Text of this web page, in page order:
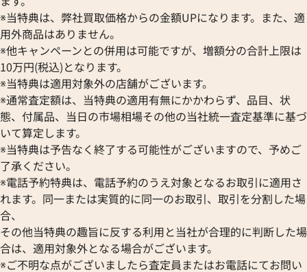
日時点の参考買取価格です
4,803,000円
リップ コンプリケーション パテックフィリップ アニュア
※当特典は、弊社買取価格からの金額UPになります。また、適
用外商品はありません。
※他キャンペーンとの併用は可能ですが、増額分の合計上限は
10万円(税込)となります。
※当特典は適用対象外の店舗がございます。
※通常査定額は、当特典の適用有無にかかわらず、品目、状
態、付属品、当日の市場相場その他の当社統一査定基準に基づ
いて算定します。
※当特典は予告なく終了する可能性がございますので、予めご
了承ください。
※電話予約特典は、電話予約のうえ対象となるお取引に適用さ
れます。同一または実質的に同一のお取引、取引を分割した場
合、
その他当特典の趣旨に反する利用と当社が合理的に判断した場
合は、適用対象外となる場合がございます。
※ご不明な点がございましたら査定員またはお電話にてお問い